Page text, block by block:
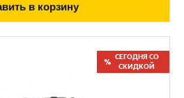
в корзину
СЕГОДНЯ СО
СКИДКОЙ